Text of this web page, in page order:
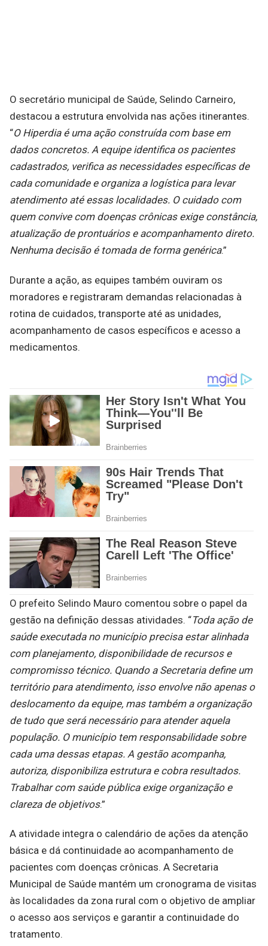
O secretário municipal de Saúde, Selindo Carneiro,
destacou a estrutura envolvida nas ações itinerantes.
“O Hiperdia é uma ação construída com base em
dados concretos. A equipe identifica os pacientes
cadastrados, verifica as necessidades específicas de
cada comunidade e organiza a logística para levar
atendimento até essas localidades. O cuidado com
quem convive com doenças crônicas exige constância,
atualização de prontuários e acompanhamento direto.
Nenhuma decisão é tomada de forma genérica.”
Durante a ação, as equipes também ouviram os
moradores e registraram demandas relacionadas à
rotina de cuidados, transporte até as unidades,
acompanhamento de casos específicos e acesso a
medicamentos.
O prefeito Selindo Mauro comentou sobre o papel da
gestão na definição dessas atividades. “Toda ação de
saúde executada no município precisa estar alinhada
com planejamento, disponibilidade de recursos e
compromisso técnico. Quando a Secretaria define um
território para atendimento, isso envolve não apenas o
deslocamento da equipe, mas também a organização
de tudo que será necessário para atender aquela
população. O município tem responsabilidade sobre
cada uma dessas etapas. A gestão acompanha,
autoriza, disponibiliza estrutura e cobra resultados.
Trabalhar com saúde pública exige organização e
clareza de objetivos.”
A atividade integra o calendário de ações da atenção
básica e dá continuidade ao acompanhamento de
pacientes com doenças crônicas. A Secretaria
Municipal de Saúde mantém um cronograma de visitas
às localidades da zona rural com o objetivo de ampliar
o acesso aos serviços e garantir a continuidade do
tratamento.